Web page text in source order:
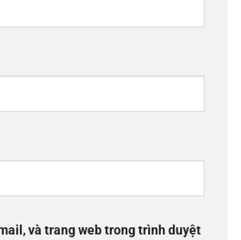
và trang web trong trình duyệt